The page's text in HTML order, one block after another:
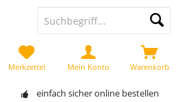
einfach sicher online bestellen
Warenkorb
Merkzettel Mein Konto